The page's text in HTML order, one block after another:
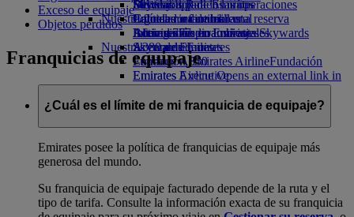
Bebidas
Nuestra flota
Boeing 777
A380 de Emirates
Emirates A350
Emirates Executive
Mapa de asientos
Diversión para los niños
Juguetes infantiles
Actividades para niños
Sostenibilidad en las operaciones
Política medioambiental
Informes medioambientales
Nuestras comunidades
Fundación Emirates AirlineFundación
Emirates Airline Opens an external link in
a new tab
Patrocinios
Skywards Rail
Calculadora de millas
Inicie sesión en Emirates Skywards
Skywards+
Móvil y app de Emirates
Cancelar o cambiar una reserva
Alteraciones en los viajes
Acerca de Emirates
Exceso de equipaje
Objetos perdidos
Franquicias de equipaje
¿Cuál es el límite de mi franquicia de equipaje?
Emirates posee la política de franquicias de equipaje más
generosa del mundo.
Su franquicia de equipaje facturado depende de la ruta y el
tipo de tarifa. Consulte la información exacta de su franquicia